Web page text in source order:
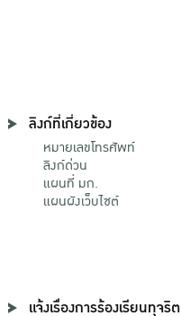
ลิงก์ที่เกี่ยวข้อง
หมายเลขโทรศัพท์
ลิงก์ด่วน
แผนที่ มก.
แผนผังเว็บไซต์
แจ้งเรื่องการร้องเรียนทุจริต